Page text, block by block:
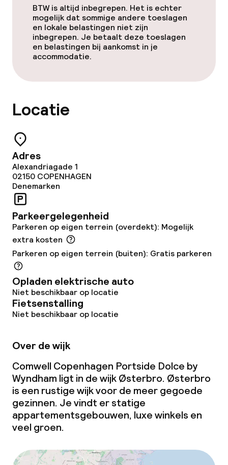
Schoonmaakvoorzieningen
Wasservice
Zakelijke faciliteiten
Conferentieruimte
Beleid
Overal rookvrij
BTW is altijd inbegrepen. Het is echter
mogelijk dat sommige andere toeslagen
en lokale belastingen niet zijn
inbegrepen. Je betaalt deze toeslagen
en belastingen bij aankomst in je
accommodatie.
Locatie
Adres
Alexandriagade 1
02150 COPENHAGEN
Denemarken
Parkeergelegenheid
Parkeren op eigen terrein (overdekt): Mogelijk
extra kosten
Parkeren op eigen terrein (buiten): Gratis parkeren
Opladen elektrische auto
Niet beschikbaar op locatie
Fietsenstalling
Niet beschikbaar op locatie
Over de wijk
Comwell Copenhagen Portside Dolce by
Wyndham ligt in de wijk Østerbro. Østerbro
is een rustige wijk voor de meer gegoede
gezinnen. Je vindt er statige
appartementsgebouwen, luxe winkels en
veel groen.